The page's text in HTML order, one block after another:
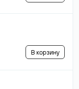
В корзину